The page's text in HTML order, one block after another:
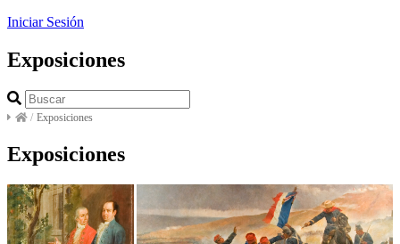
Iniciar Sesión
Exposiciones
/ Exposiciones
Exposiciones